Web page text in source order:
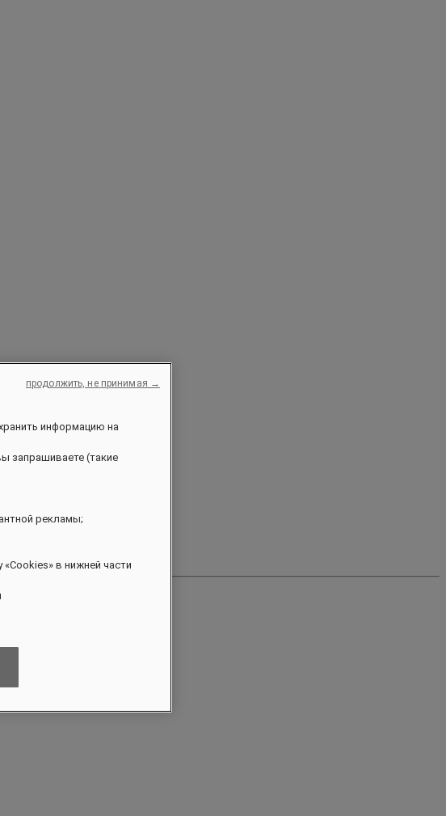
информацию на
запрашиваете (такие
рекламы;
в нижней части
продолжить, не принимая →